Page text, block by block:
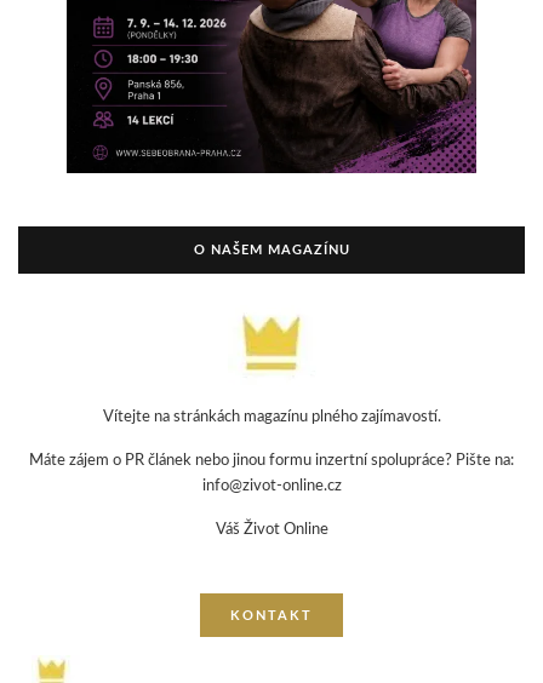
O NAŠEM MAGAZÍNU
Vítejte na stránkách magazínu plného zajímavostí.
Máte zájem o PR článek nebo jinou formu inzertní spolupráce? Pište na:
info@zivot-online.cz
Váš Život Online
KONTAKT